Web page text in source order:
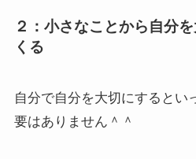
２：小さなことから自分
くる
自分で自分を大切にするとい
要はありません＾＾